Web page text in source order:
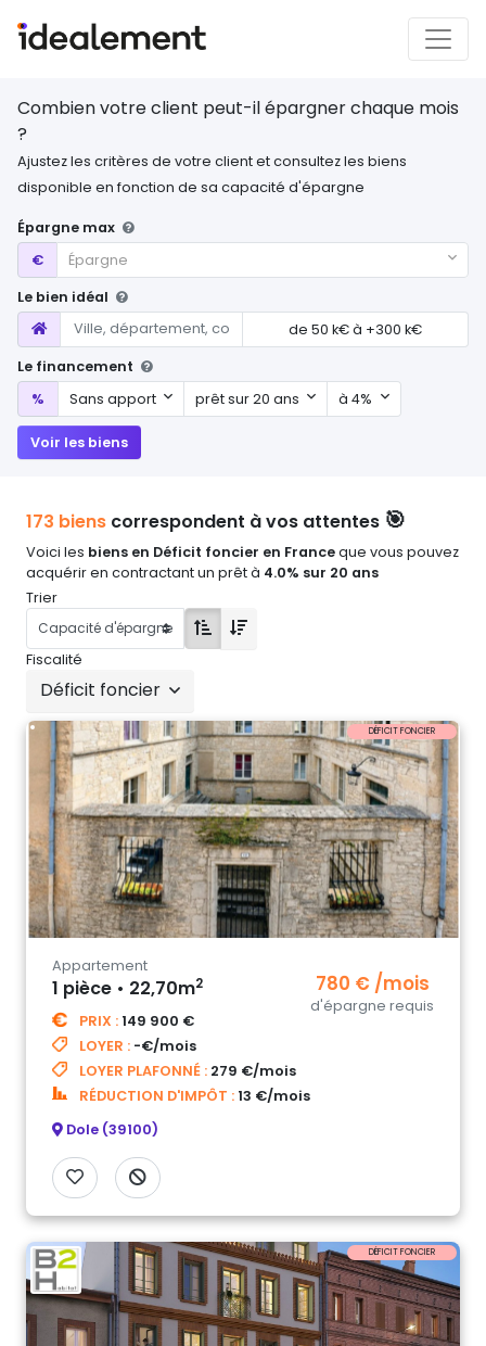
Combien votre client peut-il épargner chaque mois
?
Ajustez les critères de votre client et consultez les biens
disponible en fonction de sa capacité d'épargne
Épargne max
Épargne max
€
Épargne
Le bien idéal
Localisation de 50 k€à +300 k€
Le financement
Mon apport
% Sans apport Durée d'emprunt
prêt sur 20 ans Mon taux
à 4%
Voir les biens
173 biens correspondent à vos attentes 🎯
Voici les biens en Déficit foncier en Franceque vous pouvez
acquérir en contractant un prêt à 4.0% sur 20 ans
Trier
Fiscalité
Déficit foncier
DÉFICIT FONCIER
780 € /mois
d'épargne requis
Appartement
1 pièce • 22,70m2
PRIX : 149 900 €
LOYER : -€/mois
LOYER PLAFONNÉ : 279 €/mois
RÉDUCTION D'IMPÔT : 13 €/mois
Dole (39100)
DÉFICIT FONCIER